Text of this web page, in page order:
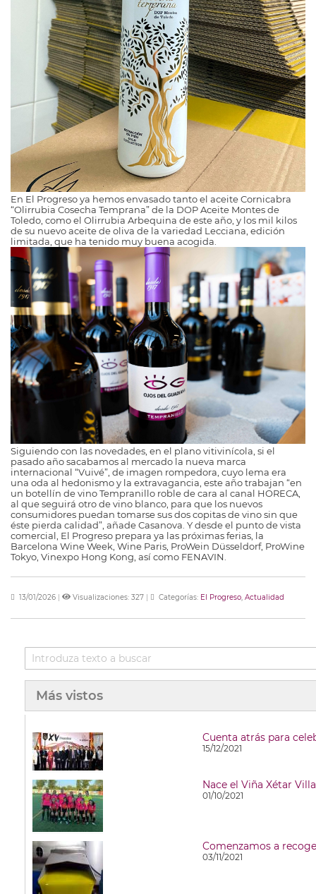
En El Progreso ya hemos envasado tanto el aceite Cornicabra
“Olirrubia Cosecha Temprana” de la DOP Aceite Montes de
Toledo, como el Olirrubia Arbequina de este año, y los mil kilos
de su nuevo aceite de oliva de la variedad Lecciana, edición
limitada, que ha tenido muy buena acogida.
Siguiendo con las novedades, en el plano vitivinícola, si el
pasado año sacabamos al mercado la nueva marca
internacional “Vuivé”, de imagen rompedora, cuyo lema era
una oda al hedonismo y la extravagancia, este año trabajan “en
un botellín de vino Tempranillo roble de cara al canal HORECA,
al que seguirá otro de vino blanco, para que los nuevos
consumidores puedan tomarse sus dos copitas de vino sin que
éste pierda calidad”, añade Casanova. Y desde el punto de vista
comercial, El Progreso prepara ya las próximas ferias, la
Barcelona Wine Week, Wine Paris, ProWein Düsseldorf, ProWine
Tokyo, Vinexpo Hong Kong, así como FENAVIN.
13/01/2026 | Visualizaciones: 327 | Categorías: El Progreso, Actualidad
Más vistos
Cuenta atrás para
15/12/2021
Nace el Viña Xétar
01/10/2021
Comenzamos a
03/11/2021